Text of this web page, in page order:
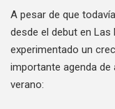
A pesar de que
desde el debut en
experimentado un
importante agenda
verano: